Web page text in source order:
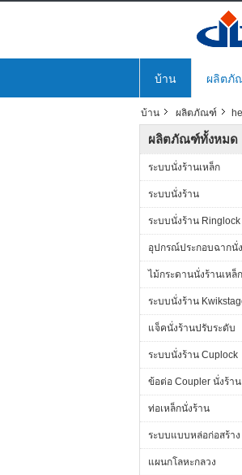
บ้าน ผลิตภั
บ้าน ผลิตภัณฑ์
ผลิตภัณฑ์ทั้งหมด
ระบบนั่งร้านเหล็ก
ระบบนั่งร้าน
ระบบนั่งร้าน Ringlock
อุปกรณ์ประกอบฉากนั่
ไม้กระดานนั่งร้านเหล็ก
ระบบนั่งร้าน
แจ็คนั่งร้านปรับระดับ
ระบบนั่งร้าน Cuplock
ข้อต่อ Coupler นั่งร้าน
ท่อเหล็กนั่งร้าน
ระบบแบบหล่อก่อสร้าง
แผนกโลหะกลวง